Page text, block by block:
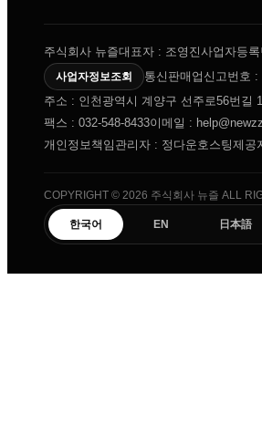
주식회사 뉴즐대표자 : 조영진사업자등
사업자정보조회
통신판매업신고번호 :
주소 : 인천광역시 계양구 선주로56번길
팩스 : 032-548-8433이메일 :
개인정보책임관리자 : 정다운호스팅제공
COPYRIGHT © 2026 주식회사 뉴즐 ALL
한국어 EN 日本語